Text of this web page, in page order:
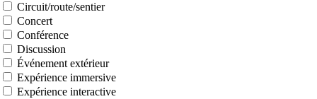
Circuit/route/sentier
Concert
Conférence
Discussion
Événement extérieur
Expérience immersive
Expérience interactive